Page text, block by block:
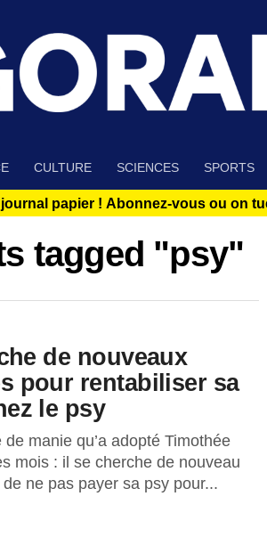
CULTURE SCIENCES SPORTS
papier ! Abonnez-vous ou on
tagged "psy"
de nouveaux
pour rentabiliser sa
le psy
de manie qu’a adopté Timothée
mois : il se cherche de nouveau
ne pas payer sa psy pour...